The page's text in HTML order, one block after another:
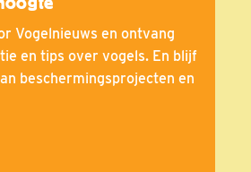
Vogelnieuws en ontvang
en tips over vogels. En blijf
beschermingsprojecten en